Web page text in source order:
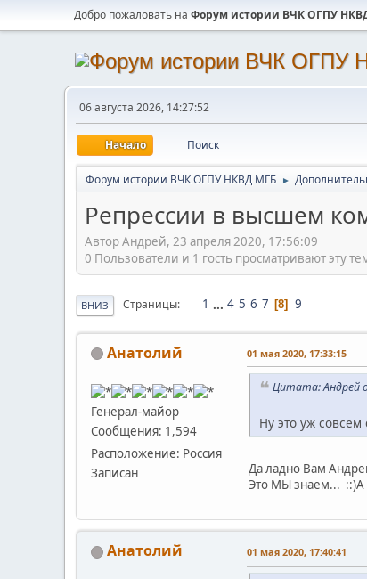
Добро пожаловать на Форум истории ВЧК ОГПУ
06 августа 2026, 14:27:52
Начало Поиск
Форум истории ВЧК ОГПУ НКВД МГБ ►
Репрессии в высшем
Автор Андрей, 23 апреля 2020, 17:56:09
0 Пользователи и 1 гость просматривают эту
ВНИЗ Страницы 1 ... 4 5 6 7 8 9
Анатолий
Генерал-майор
Сообщения: 1,594
Расположение: Россия
Записан
01 мая 2020, 17:33:15
Цитата: Андрей
Ну это уж
Да ладно Вам
Это МЫ знаем... ::)А
Анатолий 01 мая 2020, 17:40:41